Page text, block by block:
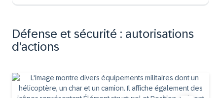
Défense et sécurité : autorisations
d'actions